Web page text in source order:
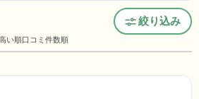
絞り込み
い順口コミ件数順